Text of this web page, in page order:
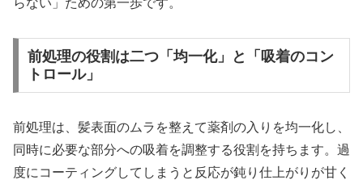
らない」ための第一歩です。
前処理の役割は二つ「均一化」と「吸着のコン
トロール」
前処理は、髪表面のムラを整えて薬剤の入りを均一化し、
同時に必要な部分への吸着を調整する役割を持ちます。過
度にコーティングしてしまうと反応が鈍り仕上がりが甘く